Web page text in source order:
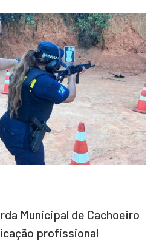
Municipal de Cachoeiro
profissional